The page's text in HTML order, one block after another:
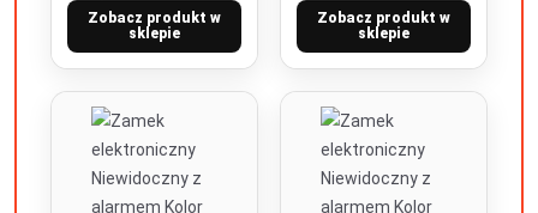
Zobacz produkt w
sklepie
Zobacz produkt w
sklepie